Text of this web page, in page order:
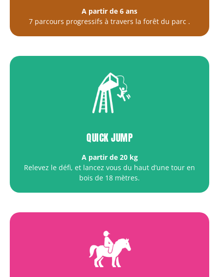
A partir de 6 ans
7 parcours progressifs à travers la forêt du parc .
QUICK JUMP
A partir de 20 kg
Relevez le défi, et lancez vous du haut d’une tour en
bois de 18 mètres.